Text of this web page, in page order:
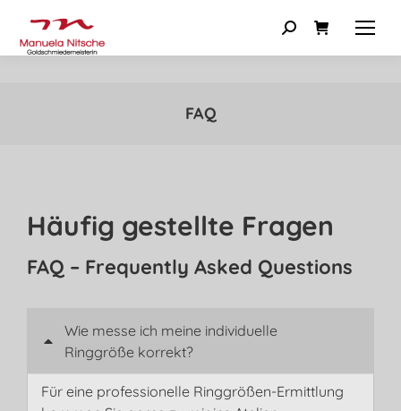
FAQ
Häufig gestellte Fragen
FAQ – Frequently Asked Questions
Wie messe ich meine individuelle
Ringgröße korrekt?
Für eine professionelle Ringgrößen-Ermittlung